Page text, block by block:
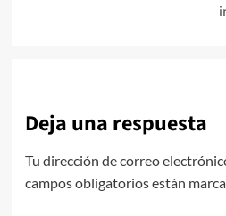
Deja una respuesta
Tu dirección de correo
campos obligatorios están